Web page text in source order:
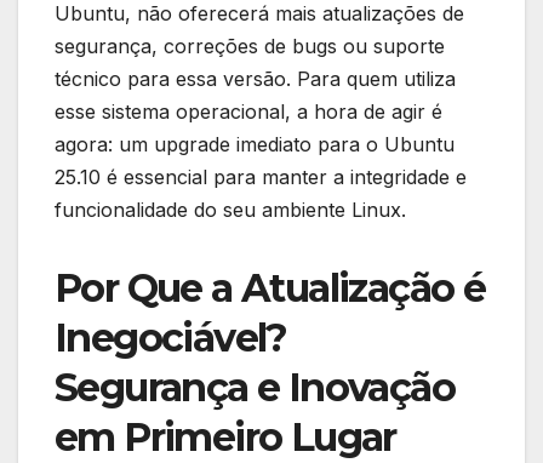
Ubuntu, não oferecerá mais atualizações de
segurança, correções de bugs ou suporte
técnico para essa versão. Para quem utiliza
esse sistema operacional, a hora de agir é
agora: um upgrade imediato para o Ubuntu
25.10 é essencial para manter a integridade e
funcionalidade do seu ambiente Linux.
Por Que a Atualização é
Inegociável?
Segurança e Inovação
em Primeiro Lugar